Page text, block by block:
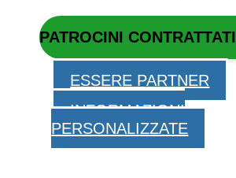
PATROCINI CONTRATTATI
ESSERE PARTNER
INFORMAZIONI
PERSONALIZZATE